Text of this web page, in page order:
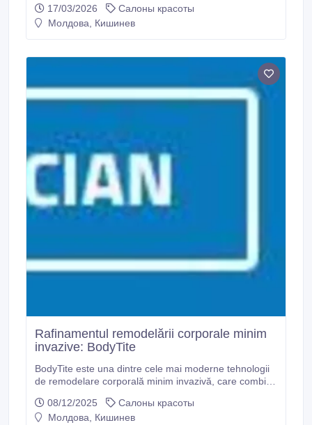
17/03/2026
Салоны красоты
Молдова, Кишинев
Rafinamentul remodelării corporale minim
invazive: BodyTite
BodyTite este una dintre cele mai moderne tehnologii
de remodelare corporală minim invazivă, care combină
spectaculos de contractare a pielii. Pentru mulți
pacienți interesați de prețul la procedurile bodytite,
08/12/2025
Салоны красоты
Молдова, Кишинев